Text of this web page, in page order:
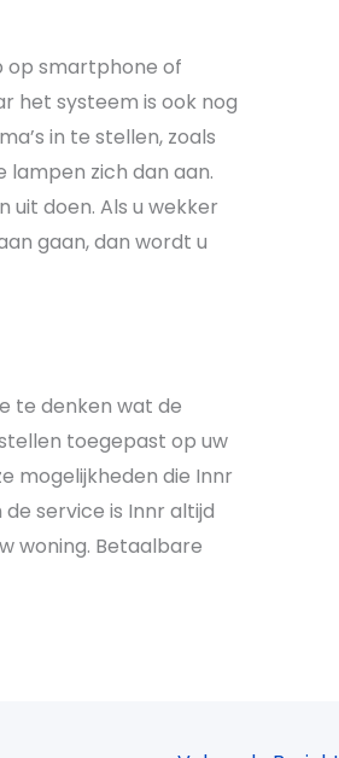
op smartphone of
het systeem is ook nog
in te stellen, zoals
lampen zich dan aan.
uit doen. Als u wekker
gaan, dan wordt u
te denken wat de
toegepast op uw
mogelijkheden die Innr
service is Innr altijd
woning. Betaalbare